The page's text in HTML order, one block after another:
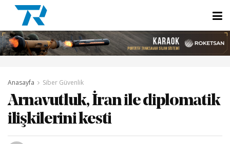
Anasayfa Siber Güvenlik
Arnavutluk, İran ile diplomatik
ilişkilerini kesti